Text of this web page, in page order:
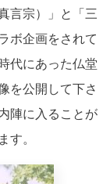
言宗）」と「三
ボ企画をされて
代にあった仏堂
を公開して下さ
陣に入ることが
す。